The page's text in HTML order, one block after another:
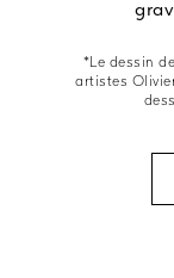
*Le dessin
artistes